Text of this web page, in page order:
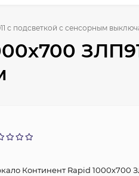
с подсветкой с сенсорным
Континент Rapid 1000х700